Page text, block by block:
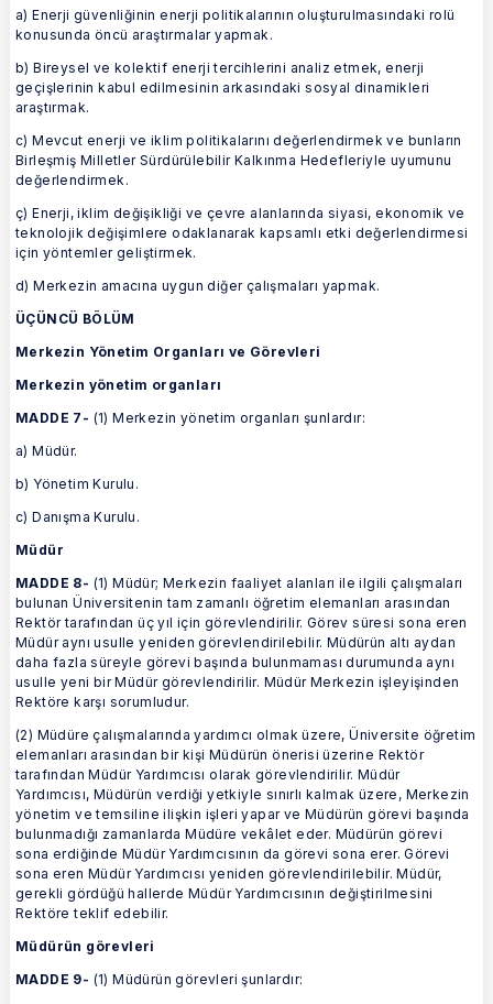
a) Enerji güvenliğinin enerji politikalarının oluşturulmasındaki rolü
konusunda öncü araştırmalar yapmak.
b) Bireysel ve kolektif enerji tercihlerini analiz etmek, enerji
geçişlerinin kabul edilmesinin arkasındaki sosyal dinamikleri
araştırmak.
c) Mevcut enerji ve iklim politikalarını değerlendirmek ve bunların
Birleşmiş Milletler Sürdürülebilir Kalkınma Hedefleriyle uyumunu
değerlendirmek.
ç) Enerji, iklim değişikliği ve çevre alanlarında siyasi, ekonomik ve
teknolojik değişimlere odaklanarak kapsamlı etki değerlendirmesi
için yöntemler geliştirmek.
d) Merkezin amacına uygun diğer çalışmaları yapmak.
ÜÇÜNCÜ BÖLÜM
Merkezin Yönetim Organları ve Görevleri
Merkezin yönetim organları
MADDE 7- (1) Merkezin yönetim organları şunlardır:
a) Müdür.
b) Yönetim Kurulu.
c) Danışma Kurulu.
Müdür
MADDE 8- (1) Müdür; Merkezin faaliyet alanları ile ilgili çalışmaları
bulunan Üniversitenin tam zamanlı öğretim elemanları arasından
Rektör tarafından üç yıl için görevlendirilir. Görev süresi sona eren
Müdür aynı usulle yeniden görevlendirilebilir. Müdürün altı aydan
daha fazla süreyle görevi başında bulunmaması durumunda aynı
usulle yeni bir Müdür görevlendirilir. Müdür Merkezin işleyişinden
Rektöre karşı sorumludur.
(2) Müdüre çalışmalarında yardımcı olmak üzere, Üniversite öğretim
elemanları arasından bir kişi Müdürün önerisi üzerine Rektör
tarafından Müdür Yardımcısı olarak görevlendirilir. Müdür
Yardımcısı, Müdürün verdiği yetkiyle sınırlı kalmak üzere, Merkezin
yönetim ve temsiline ilişkin işleri yapar ve Müdürün görevi başında
bulunmadığı zamanlarda Müdüre vekâlet eder. Müdürün görevi
sona erdiğinde Müdür Yardımcısının da görevi sona erer. Görevi
sona eren Müdür Yardımcısı yeniden görevlendirilebilir. Müdür,
gerekli gördüğü hallerde Müdür Yardımcısının değiştirilmesini
Rektöre teklif edebilir.
Müdürün görevleri
MADDE 9- (1) Müdürün görevleri şunlardır: